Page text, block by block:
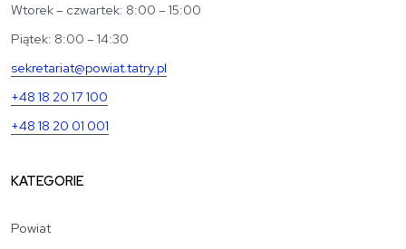
Wtorek – czwartek: 8:00 – 15:00
Piątek: 8:00 – 14:30
sekretariat@powiat.tatry.pl
+48 18 20 17 100
+48 18 20 01 001
KATEGORIE
Powiat